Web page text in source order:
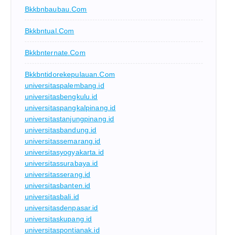
Bkkbnbaubau.com
Bkkbntual.com
Bkkbnternate.com
Bkkbntidorekepulauan.com
universitaspalembang.id
universitasbengkulu.id
universitaspangkalpinang.id
universitastanjungpinang.id
universitasbandung.id
universitassemarang.id
universitasyogyakarta.id
universitassurabaya.id
universitasserang.id
universitasbanten.id
universitasbali.id
universitasdenpasar.id
universitaskupang.id
universitaspontianak.id